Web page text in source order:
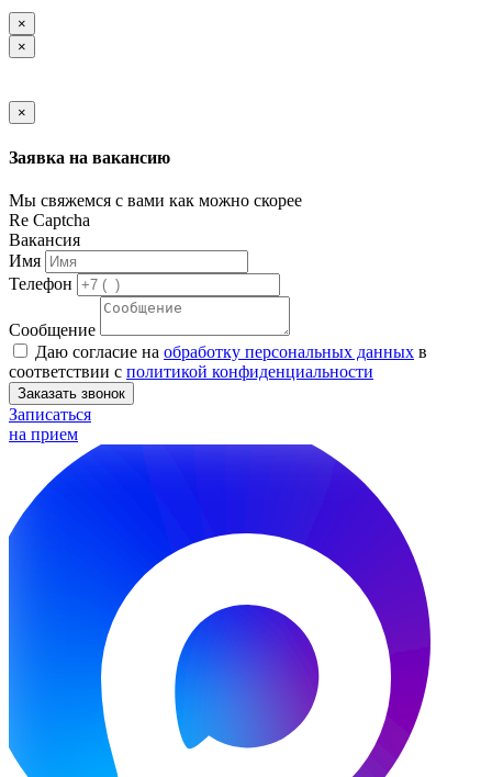
×
×
×
Заявка на вакансию
Мы свяжемся с вами как можно скорее
Re Captcha
Вакансия
Имя
Телефон
Сообщение
Даю согласие на обработку персональных данных в
соответствии с политикой конфиденциальности
Заказать звонок
Записаться
на прием